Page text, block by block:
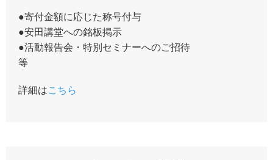
●寄付金額に応じた称号付与
●安田講堂への銘板掲示
●活動報告会・特別セミナーへのご招待
等
詳細はこちら